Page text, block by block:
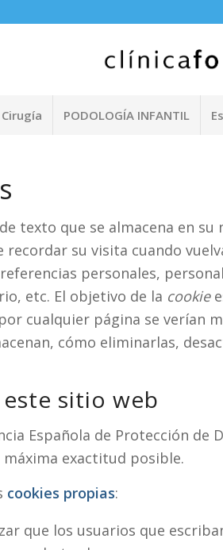
PODOLOGÍA INFANTIL
texto que se almacena en
su visita cuando
personales,
etc. El objetivo de la cookie
cualquier página se verían
cómo eliminarlas,
sitio web
Española de Protección de
exactitud posible.
cookies propias:
que los usuarios que